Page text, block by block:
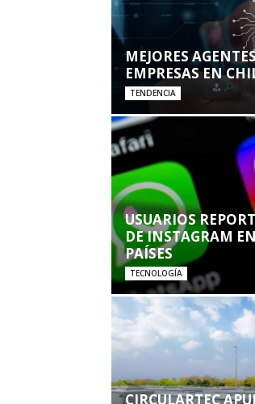
MEJORES
EMPRESAS EN
TENDENCIA
USUARIOS
DE INSTAGRAM
PAÍSES
TECNOLOGÍA
CIRCULARTEC